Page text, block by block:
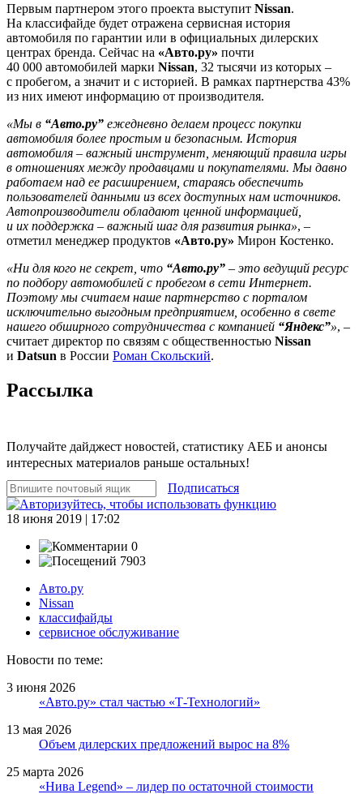
Первым партнером этого проекта выступит Nissan.
На классифайде будет отражена сервисная история
автомобиля по гарантии или в официальных дилерских
центрах бренда. Сейчас на «Авто.ру» почти
40 000 автомобилей марки Nissan, 32 тысячи из которых –
с пробегом, а значит и с историей. В рамках партнерства 43%
из них имеют информацию от производителя.
«Мы в “Авто.ру” ежедневно делаем процесс покупки
автомобиля более простым и безопасным. История
автомобиля – важный инструмент, меняющий правила игры
в отношениях между продавцами и покупателями. Мы давно
работаем над ее расширением, стараясь обеспечить
пользователей данными из всех доступных нам источников.
Автопроизводители обладают ценной информацией,
и их поддержка – важный шаг для развития рынка», –
отметил менеджер продуктов «Авто.ру» Мирон Костенко.
«Ни для кого не секрет, что “Авто.ру” – это ведущий ресурс
по подбору автомобилей с пробегом в сети Интернет.
Поэтому мы считаем наше партнерство с порталом
исключительно выгодным предприятием, особенно в свете
нашего обширного сотрудничества с компанией “Яндекс”», –
считает директор по связям с общественностью Nissan
и Datsun в России Роман Скольский.
Рассылка
Получайте дайджест новостей, статистику АЕБ и анонсы
интересных материалов раньше остальных!
Подписаться
18 июня 2019 | 17:02
0
7903
Авто.ру
Nissan
классифайды
сервисное обслуживание
Новости по теме:
3 июня 2026
«Авто.ру» стал частью «Т-Технологий»
13 мая 2026
Объем дилерских предложений вырос на 8%
25 марта 2026
«Нива Legend» – лидер по остаточной стоимости